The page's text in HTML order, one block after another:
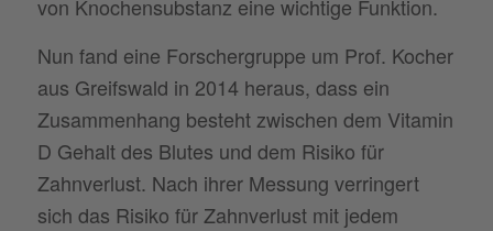
von Knochensubstanz eine wichtige Funktion.
Nun fand eine Forschergruppe um Prof. Kocher
aus Greifswald in 2014 heraus, dass ein
Zusammenhang besteht zwischen dem Vitamin
D Gehalt des Blutes und dem Risiko für
Zahnverlust. Nach ihrer Messung verringert
sich das Risiko für Zahnverlust mit jedem